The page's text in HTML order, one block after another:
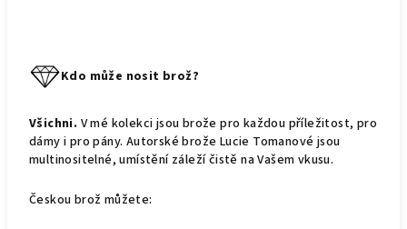
Kdo může nosit brož?
Všichni. V mé kolekci jsou brože pro každou příležitost, pro
dámy i pro pány. Autorské brože Lucie Tomanové jsou
multinositelné, umístění záleží čistě na Vašem vkusu.
Českou brož můžete: